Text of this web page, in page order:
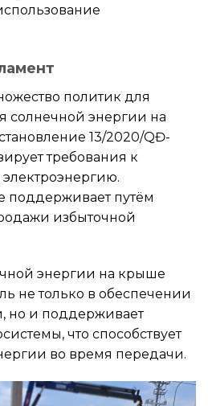
политик для
солнечной энергии на
13/2020/QĐ-
требования к
поддерживает путём
избыточной
энергии на крыше
не только в обеспечении
но и поддерживает
что способствует
во время передачи.